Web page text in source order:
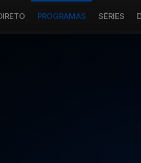
PROGRAMAS SÉRIES